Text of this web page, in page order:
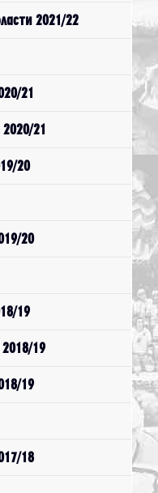
2021/22
21
2020/21
20
20
19
19
19
18